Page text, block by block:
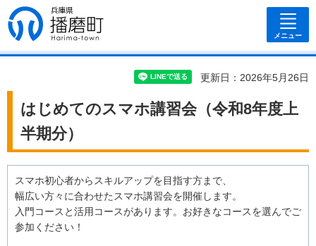
兵庫県 播磨
町
メニュー
更新日：2026年5月26日
はじめてのスマホ講習会（令和8年度上
半期分）
スマホ初心者からスキルアップを目指す方まで、
幅広い方々に合わせたスマホ講習会を開催します。
入門コースと活用コースがあります。お好きなコースを選んでご
参加ください！